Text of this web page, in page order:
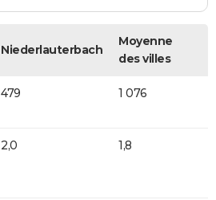
Niederlauterbach
Moyenne
des villes
479 1 076
2,0 1,8